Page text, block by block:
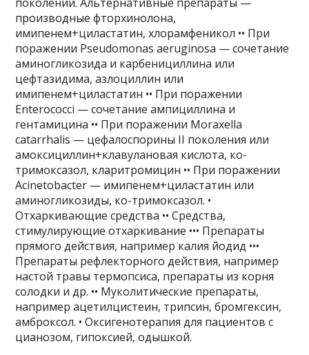
производные фторхинолона,
имипенем+циластатин, хлорамфеникол •• При
поражении Pseudomonas aeruginosa — сочетание
аминогликозида и карбенициллина или
цефтазидима, азлоциллин или
имипенем+циластатин •• При поражении
Enterococci — сочетание ампициллина и
гентамицина •• При поражении Moraxella
catarrhalis — цефалоспорины II поколения или
амоксициллин+клавулановая кислота, ко-
тримоксазол, кларитромицин •• При поражении
Acinetobacter — имипенем+циластатин или
аминогликозиды, ко-тримоксазол. •
Отхаркивающие средства •• Средства,
стимулирующие отхаркивание ••• Препараты
прямого действия, например калия йодид •••
Препараты рефлекторного действия, например
настой травы термопсиса, препараты из корня
солодки и др. •• Муколитические препараты,
например ацетилцистеин, трипсин, бромгексин,
амброксол. • Оксигенотерапия для пациентов с
цианозом, гипоксией, одышкой.